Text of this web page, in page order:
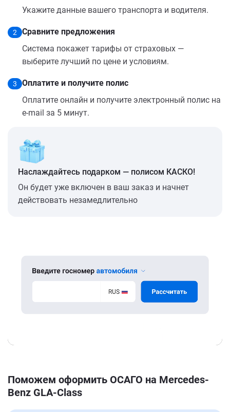
Укажите данные вашего транспорта и водителя.
2
Сравните предложения
Система покажет тарифы от страховых —
выберите лучший по цене и условиям.
3
Оплатите и получите полис
Оплатите онлайн и получите электронный полис на
e-mail за 5 минут.
Наслаждайтесь подарком — полисом КАСКО!
Он будет уже включен в ваш заказ и начнет
действовать незамедлительно
Поможем оформить ОСАГО на Mercedes-
Benz GLA-Class